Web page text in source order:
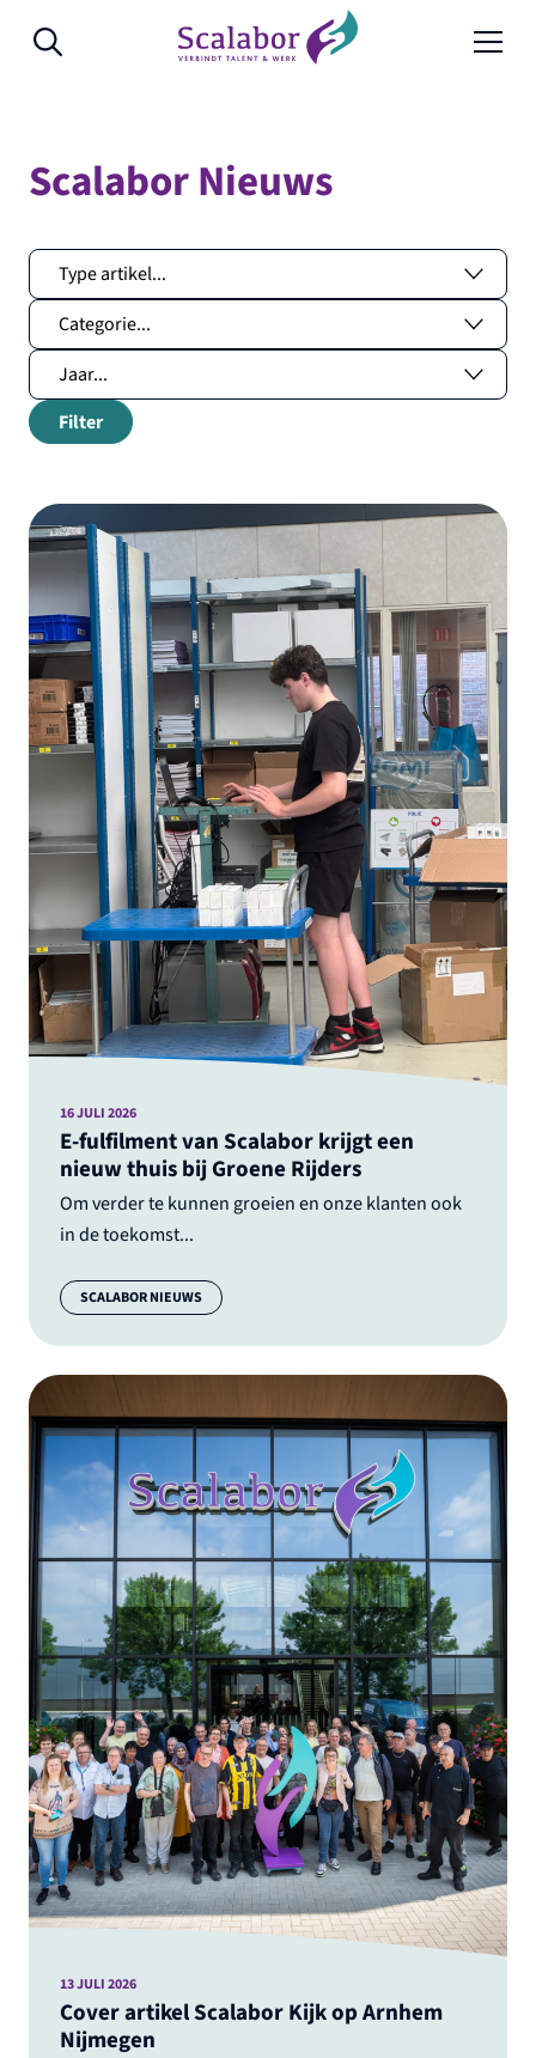
Scalabor Nieuws
Filter
E-fulfilment van Scalabor krijgt een
nieuw thuis bij Groene Rijders
Om verder te kunnen groeien en onze klanten ook
in de toekomst...
16 JULI 2026
Categorie:
SCALABOR NIEUWS
Cover artikel Scalabor Kijk op Arnhem
Nijmegen
13 JULI 2026